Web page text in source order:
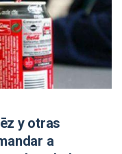
y otras
a